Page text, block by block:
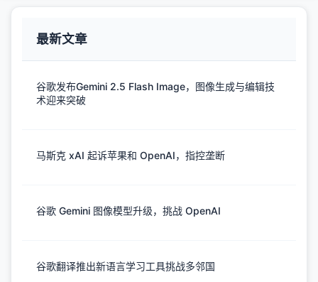
最新文章
谷歌发布Gemini 2.5 Flash Image，图像生成与编辑技
术迎来突破
马斯克 xAI 起诉苹果和 OpenAI，指控垄断
谷歌 Gemini 图像模型升级，挑战 OpenAI
谷歌翻译推出新语言学习工具挑战多邻国